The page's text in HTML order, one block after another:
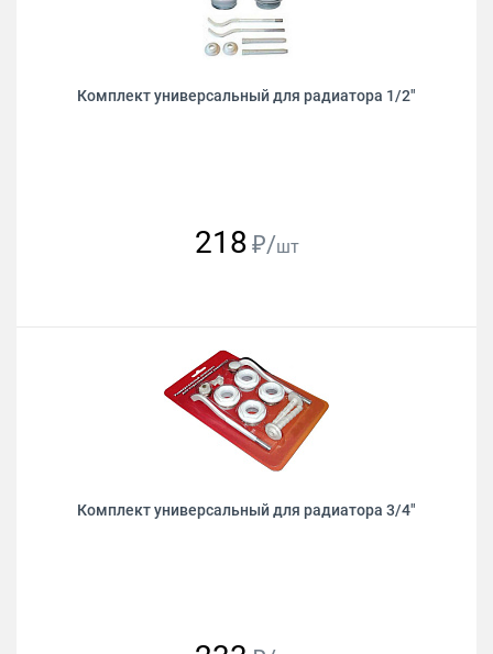
Комплект универсальный для радиатора 1/2"
218 ₽/шт
Комплект универсальный для радиатора 3/4"